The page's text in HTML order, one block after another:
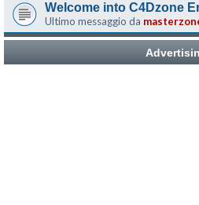
Welcome into C4Dzone
Ultimo messaggio da